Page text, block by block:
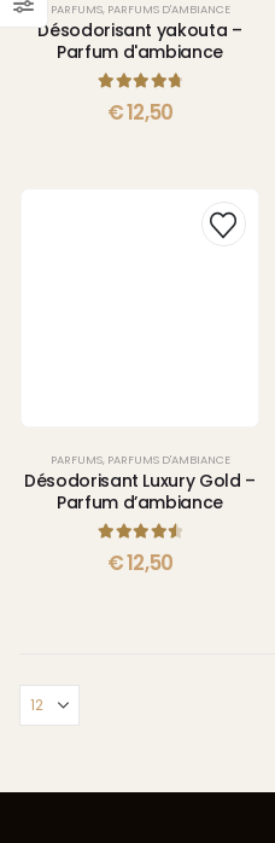
PARFUMS, PARFUMS D'AMBIANCE
Désodorisant yakouta –
Parfum d'ambiance
4.83sur 5
€12,50
PARFUMS, PARFUMS D'AMBIANCE
Désodorisant Luxury Gold –
Parfum d’ambiance
4.67sur 5
€12,50